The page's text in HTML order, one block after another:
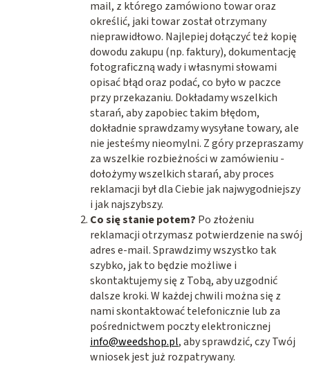
mail, z którego zamówiono towar oraz
określić, jaki towar został otrzymany
nieprawidłowo. Najlepiej dołączyć też kopię
dowodu zakupu (np. faktury), dokumentację
fotograficzną wady i własnymi słowami
opisać błąd oraz podać, co było w paczce
przy przekazaniu. Dokładamy wszelkich
starań, aby zapobiec takim błędom,
dokładnie sprawdzamy wysyłane towary, ale
nie jesteśmy nieomylni. Z góry przepraszamy
za wszelkie rozbieżności w zamówieniu -
dołożymy wszelkich starań, aby proces
reklamacji był dla Ciebie jak najwygodniejszy
i jak najszybszy.
Co się stanie potem? Po złożeniu
reklamacji otrzymasz potwierdzenie na swój
adres e-mail. Sprawdzimy wszystko tak
szybko, jak to będzie możliwe i
skontaktujemy się z Tobą, aby uzgodnić
dalsze kroki. W każdej chwili można się z
nami skontaktować telefonicznie lub za
pośrednictwem poczty elektronicznej
info@weedshop.pl, aby sprawdzić, czy Twój
wniosek jest już rozpatrywany.